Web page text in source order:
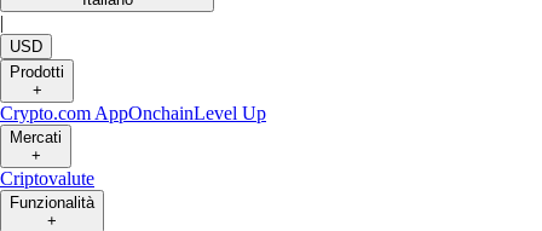
|
USD
Prodotti
+
Crypto.com AppOnchainLevel Up
Mercati
+
Criptovalute
Funzionalità
+